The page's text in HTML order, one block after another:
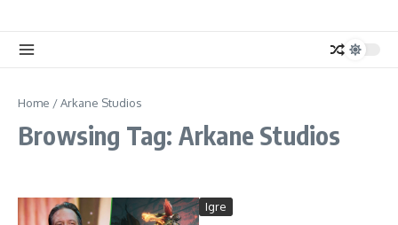
Home /Arkane Studios
Browsing Tag: Arkane Studios
Igre